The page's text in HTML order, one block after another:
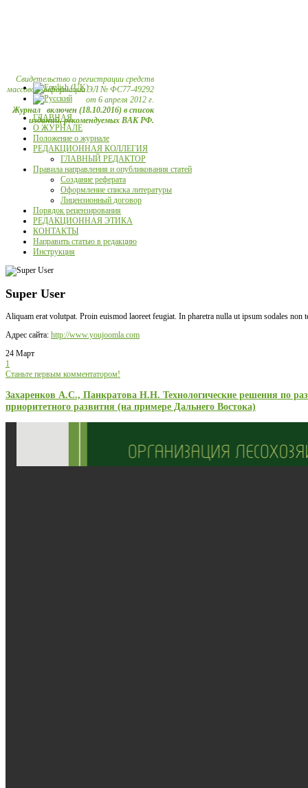
Свидетельство о регистрации средств
массовой информации ЭЛ № ФС77-49292
от 6 апреля 2012 г.
Журнал включен (18.10.2016) в список
изданий, рекомендуемых ВАК РФ.
ГЛАВНАЯ
О ЖУРНАЛЕ
Положение о журнале
РЕДАКЦИОННАЯ КОЛЛЕГИЯ
ГЛАВНЫЙ РЕДАКТОР
Правила направления и опубликования статей
Создание реферата
Оформление списка литературы
Лицензионный договор
Порядок рецензирования
РЕДАКЦИОННАЯ ЭТИКА
КОНТАКТЫ
Направить статью в редакцию
Инструкция
Super User
Aliquam erat volutpat. Proin euismod laoreet feugiat. In pharetra nulla ut ipsum sodales
Адрес сайта: http://www.youjoomla.com
24 Март
1
Станьте первым комментатором!
Захаренков А.С., Панкратова Н.Н. Технологические решения по
приоритетного развития (на примере Дальнего Востока)